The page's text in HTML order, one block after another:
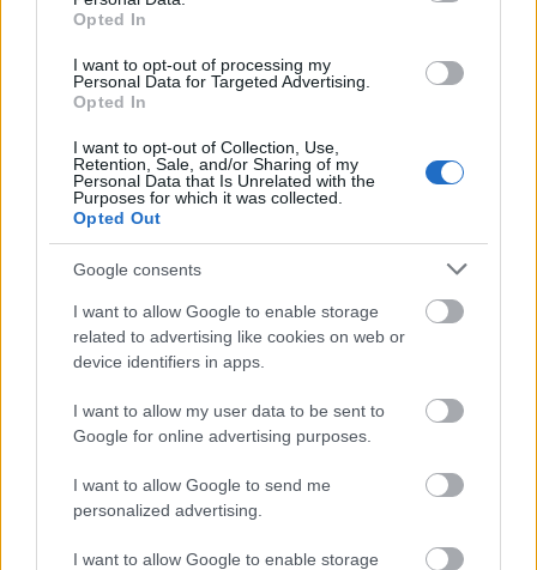
Opted In
I want to opt-out of processing my
Personal Data for Targeted Advertising.
Opted In
I want to opt-out of Collection, Use,
Retention, Sale, and/or Sharing of my
Personal Data that Is Unrelated with the
Purposes for which it was collected.
Opted Out
Google consents
I want to allow Google to enable storage
related to advertising like cookies on web or
device identifiers in apps.
I want to allow my user data to be sent to
Google for online advertising purposes.
I want to allow Google to send me
personalized advertising.
I want to allow Google to enable storage